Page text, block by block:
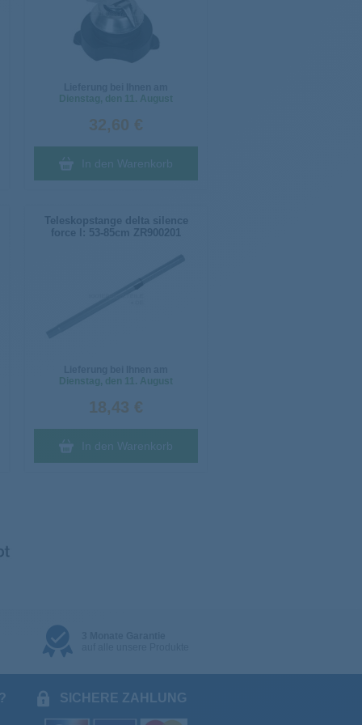
Dienstag, den 11. August
32,60 €
In den Warenkorb
Teleskopstange delta silence
force l: 53-85cm ZR900201
Dienstag, den 11. August
18,43 €
In den Warenkorb
SICHERE ZAHLUNG